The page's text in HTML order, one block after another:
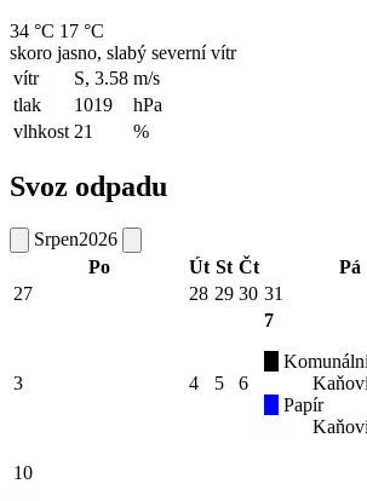
34 °C 17 °C
skoro jasno, slabý severní vítr
vítr
S, 3.58 m/s
tlak
1019
hPa
vlhkost 21 %
Svoz odpadu
Srpen2026
Po
Út St Čt Pá
27
28 29 30 31
3 4 5 6
7
Papír
10